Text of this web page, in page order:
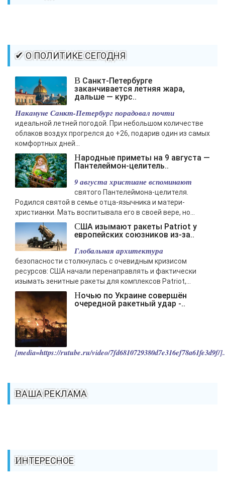
✔ О ПОЛИТИКЕ СЕГОДНЯ
В Санкт-Петербурге
заканчивается летняя жара,
дальше — курс..
Накануне Санкт-Петербург порадовал почти
идеальной летней погодой. При небольшом количестве
облаков воздух прогрелся до +26, подарив один из самых
комфортных дней...
Народные приметы на 9 августа —
Пантелеймон-целитель..
9 августа христиане вспоминают
святого Пантелеймона-целителя.
Родился святой в семье отца-язычника и матери-
христианки. Мать воспитывала его в своей вере, но...
США изымают ракеты Patriot у
европейских союзников из-за..
Глобальная архитектура
безопасности столкнулась с очевидным кризисом
ресурсов: США начали перенаправлять и фактически
изымать зенитные ракеты для комплексов Patriot,...
Ночью по Украине совершён
очередной ракетный удар -..
[media=https://rutube.ru/video/7fd6810729380d7e316ef78a61fe3d9f/
ВАША РЕКЛАМА
ИНТЕРЕСНОЕ